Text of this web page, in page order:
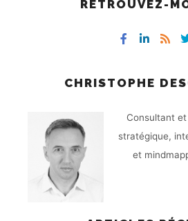
RETROUVEZ-
CHRISTOPHE
Consultant
stratégique,
et